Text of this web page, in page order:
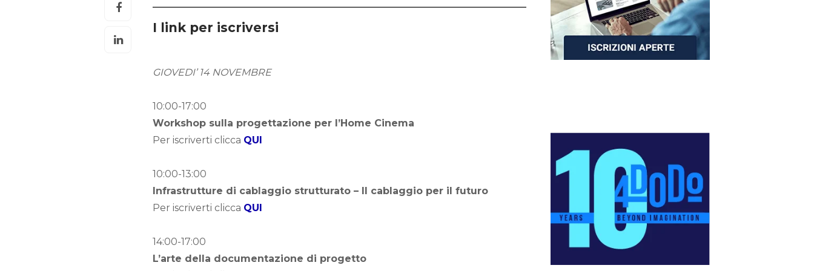
I link per iscriversi
GIOVEDI’ 14 NOVEMBRE
10:00-17:00
Workshop sulla progettazione per l’Home Cinema
Per iscriverti clicca QUI
10:00-13:00
Infrastrutture di cablaggio strutturato – Il cablaggio per il futuro
Per iscriverti clicca QUI
14:00-17:00
L’arte della documentazione di progetto